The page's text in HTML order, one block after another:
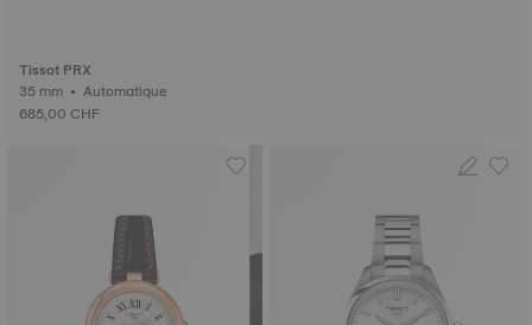
Tissot PRX
35 mm • Automatique
685,00 CHF